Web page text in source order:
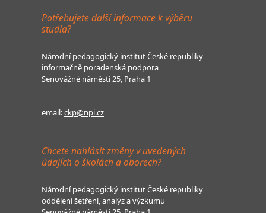
Potřebujete další informace k výběru
studia?
Národní pedagogický institut České republiky
informačně poradenská podpora
Senovážné náměstí 25, Praha 1
email:ckp@npi.cz
Chcete nahlásit změny v uvedených
údajích o školách a oborech?
Národní pedagogický institut České republiky
oddělení šetření, analýz a výzkumu